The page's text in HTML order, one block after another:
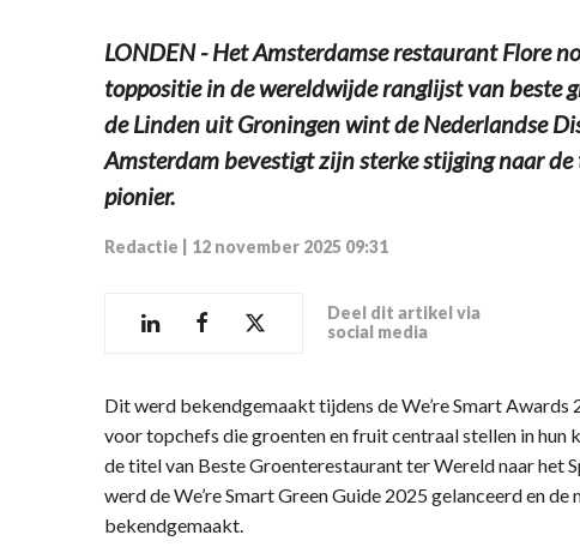
LONDEN - Het Amsterdamse restaurant Flore
toppositie in de wereldwijde ranglijst van beste
de Linden uit Groningen wint de Nederlandse
Amsterdam bevestigt zijn sterke stijging naar
pionier.
Redactie 12 november 2025 09:31
Deel dit artikel via
social media
Dit werd bekendgemaakt tijdens de We’re Smart Awards
voor topchefs die groenten en fruit centraal stellen in hun
de titel van Beste Groenterestaurant ter Wereld naar het
werd de We’re Smart Green Guide 2025 gelanceerd en
bekendgemaakt.